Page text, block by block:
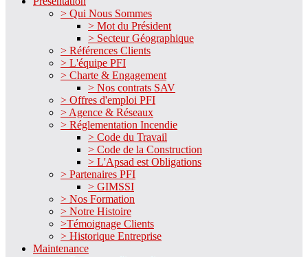
> Qui Nous Sommes
> Mot du Président
> Secteur Géographique
> Références Clients
> L'équipe PFI
> Charte & Engagement
> Nos contrats SAV
> Offres d'emploi PFI
> Agence & Réseaux
> Réglementation Incendie
> Code du Travail
> Code de la Construction
> L'Apsad est Obligations
> Partenaires PFI
> GIMSSI
> Nos Formation
> Notre Histoire
>Témoignage Clients
> Historique Entreprise
Maintenance